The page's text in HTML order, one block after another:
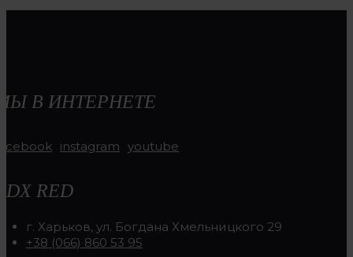
В ИНТЕРНЕТЕ
instagram youtube
RED
г. Харьков, ул. Богдана Хмельницкого 29
+38 (066) 860 53 95